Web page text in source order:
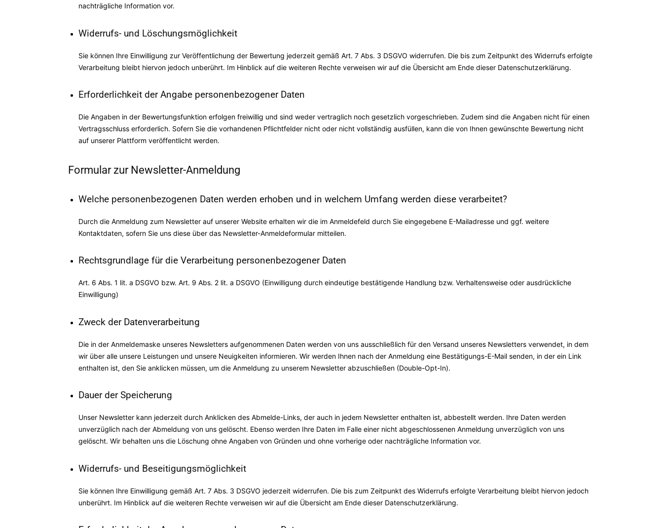
nachträgliche Information vor.
Widerrufs- und Löschungsmöglichkeit
Sie können Ihre Einwilligung zur Veröffentlichung der Bewertung jederzeit gemäß Art. 7 Abs. 3 DSGVO widerrufen. Die bis zum Zeitpunkt des Widerrufs erfolgte
Verarbeitung bleibt hiervon jedoch unberührt. Im Hinblick auf die weiteren Rechte verweisen wir auf die Übersicht am Ende dieser Datenschutzerklärung.
Erforderlichkeit der Angabe personenbezogener Daten
Die Angaben in der Bewertungsfunktion erfolgen freiwillig und sind weder vertraglich noch gesetzlich vorgeschrieben. Zudem sind die Angaben nicht für einen
Vertragsschluss erforderlich. Sofern Sie die vorhandenen Pflichtfelder nicht oder nicht vollständig ausfüllen, kann die von Ihnen gewünschte Bewertung nicht
auf unserer Plattform veröffentlicht werden.
Formular zur Newsletter-Anmeldung
Welche personenbezogenen Daten werden erhoben und in welchem Umfang werden diese verarbeitet?
Durch die Anmeldung zum Newsletter auf unserer Website erhalten wir die im Anmeldefeld durch Sie eingegebene E-Mailadresse und ggf. weitere
Kontaktdaten, sofern Sie uns diese über das Newsletter-Anmeldeformular mitteilen.
Rechtsgrundlage für die Verarbeitung personenbezogener Daten
Art. 6 Abs. 1 lit. a DSGVO bzw. Art. 9 Abs. 2 lit. a DSGVO (Einwilligung durch eindeutige bestätigende Handlung bzw. Verhaltensweise oder ausdrückliche
Einwilligung)
Zweck der Datenverarbeitung
Die in der Anmeldemaske unseres Newsletters aufgenommenen Daten werden von uns ausschließlich für den Versand unseres Newsletters verwendet, in dem
wir über alle unsere Leistungen und unsere Neuigkeiten informieren. Wir werden Ihnen nach der Anmeldung eine Bestätigungs-E-Mail senden, in der ein Link
enthalten ist, den Sie anklicken müssen, um die Anmeldung zu unserem Newsletter abzuschließen (Double-Opt-In).
Dauer der Speicherung
Unser Newsletter kann jederzeit durch Anklicken des Abmelde-Links, der auch in jedem Newsletter enthalten ist, abbestellt werden. Ihre Daten werden
unverzüglich nach der Abmeldung von uns gelöscht. Ebenso werden Ihre Daten im Falle einer nicht abgeschlossenen Anmeldung unverzüglich von uns
gelöscht. Wir behalten uns die Löschung ohne Angaben von Gründen und ohne vorherige oder nachträgliche Information vor.
Widerrufs- und Beseitigungsmöglichkeit
Sie können Ihre Einwilligung gemäß Art. 7 Abs. 3 DSGVO jederzeit widerrufen. Die bis zum Zeitpunkt des Widerrufs erfolgte Verarbeitung bleibt hiervon jedoch
unberührt. Im Hinblick auf die weiteren Rechte verweisen wir auf die Übersicht am Ende dieser Datenschutzerklärung.